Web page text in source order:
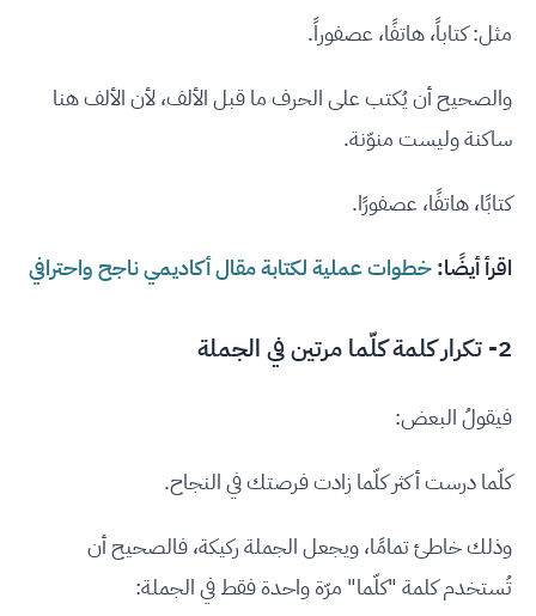
مثل: كتاباً، هاتفًا، عصفوراً.
والصحيح أن يُكتب على الحرف ما قبل الألف، لأن الألف هنا
ساكنة وليست منوّنة.
كتابًا، هاتفًا، عصفورًا.
اقرأ أيضًا:خطوات عملية لكتابة مقال أكاديمي ناجح واحترافي
2- تكرار كلمة كلّما مرتين في الجملة
فيقولُ البعض:
كلّما درست أكثر كلّما زادت فرصتك في النجاح.
وذلك خاطئ تمامًا، ويجعل الجملة ركيكة، فالصحيح أن
تُستخدم كلمة "كلّما" مرّة واحدة فقط في الجملة: